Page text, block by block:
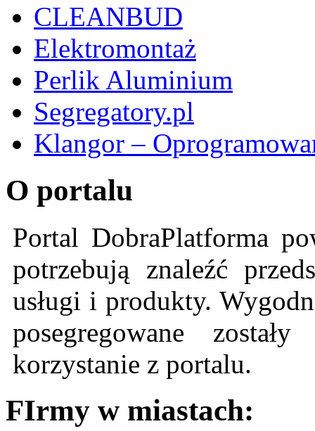
CLEANBUD
Elektromontaż
Perlik Aluminium
Segregatory.pl
Klangor –
O portalu
Portal DobraPlatforma
potrzebują znaleźć
usługi i produkty.
posegregowane
korzystanie z portalu.
FIrmy w miastach: